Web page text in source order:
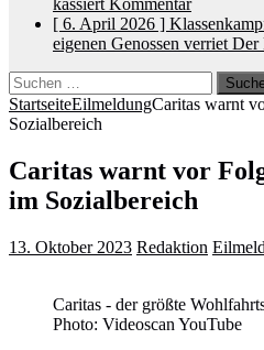
kassiert Kommentar
[ 6. April 2026 ]
eigenen Genossen verriet Der
Suchen
nach:
StartseiteEilmeldungCaritas warnt
Sozialbereich
Caritas warnt vor
im Sozialbereich
13. Oktober 2023 Redaktion
Caritas - der größte
Photo: Videoscan YouTube